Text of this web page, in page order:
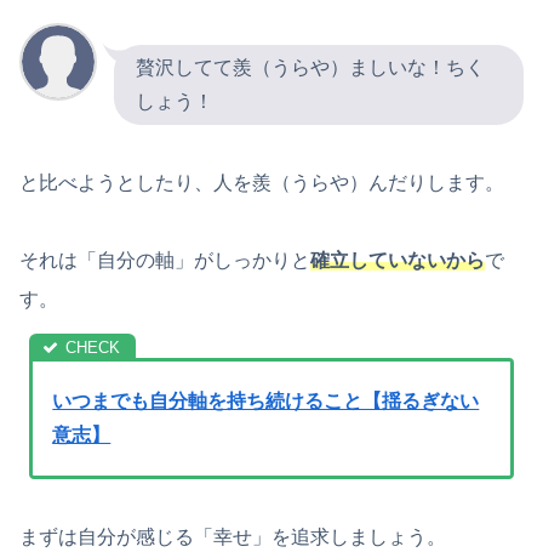
贅沢してて羨（うらや）ましいな！ちく
しょう！
と比べようとしたり、人を羨（うらや）んだりします。
それは「自分の軸」がしっかりと確立していないからで
す。
いつまでも自分軸を持ち続けること【揺るぎない
意志】
まずは自分が感じる「幸せ」を追求しましょう。